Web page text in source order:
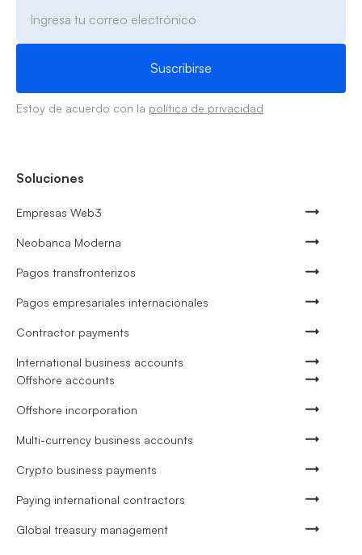
Estoy de acuerdo con la política de privacidad
Soluciones
Empresas Web3
Neobanca Moderna
Pagos transfronterizos
Pagos empresariales internacionales
Contractor payments
International business accounts
Offshore accounts
Offshore incorporation
Multi-currency business accounts
Crypto business payments
Paying international contractors
Global treasury management